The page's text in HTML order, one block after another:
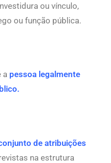
ou vínculo,
ou função pública.
a pessoa legalmente
de atribuições
na estrutura